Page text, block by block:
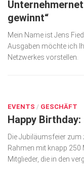
gewinnt“
Mein Name ist Jens
Ausgaben möchte ich
Netzwerkes vorstellen.
EVENTS / GESCHÄFT
Happy
Die Jubiläumsfeier
Rahmen mit knapp 250
Mitglieder, die in den